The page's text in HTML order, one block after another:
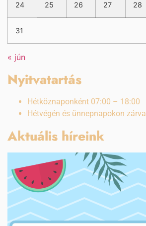
24 25 26 27 28
31
« jún
Nyitvatartás
Hétköznaponként 07:00 – 18:00
Hétvégén és ünnepnapokon zárva
Aktuális híreink